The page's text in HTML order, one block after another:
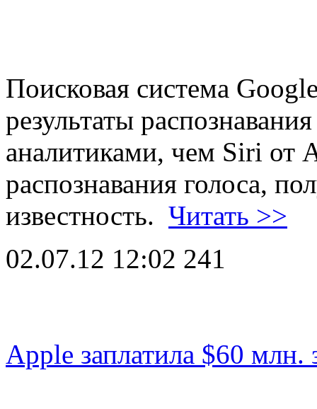
Поисковая система
результаты
аналитиками, чем Siri от
распознавания голоса,
известность. Читать >>
02.07.12 12:02 241
Apple заплатила $60 млн.